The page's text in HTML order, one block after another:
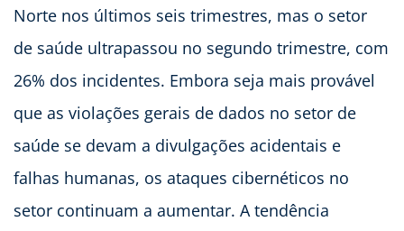
Norte nos últimos seis trimestres, mas o setor
de saúde ultrapassou no segundo trimestre, com
26% dos incidentes. Embora seja mais provável
que as violações gerais de dados no setor de
saúde se devam a divulgações acidentais e
falhas humanas, os ataques cibernéticos no
setor continuam a aumentar. A tendência